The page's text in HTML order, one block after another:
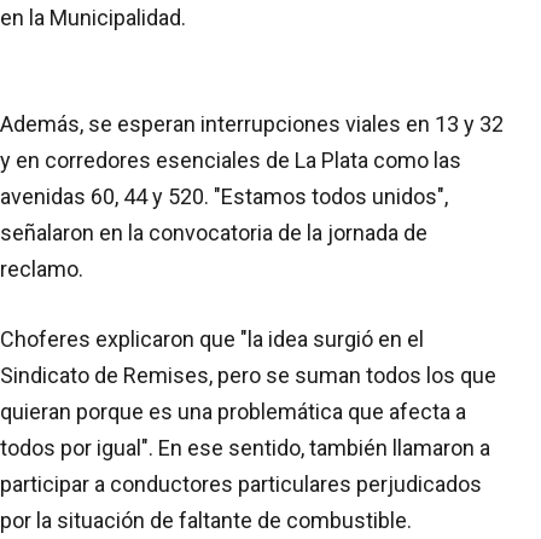
en la Municipalidad.
Además, se esperan interrupciones viales en 13 y 32
y en corredores esenciales de La Plata como las
avenidas 60, 44 y 520. "Estamos todos unidos",
señalaron en la convocatoria de la jornada de
reclamo.
Choferes explicaron que "la idea surgió en el
Sindicato de Remises, pero se suman todos los que
quieran porque es una problemática que afecta a
todos por igual". En ese sentido, también llamaron a
participar a conductores particulares perjudicados
por la situación de faltante de combustible.